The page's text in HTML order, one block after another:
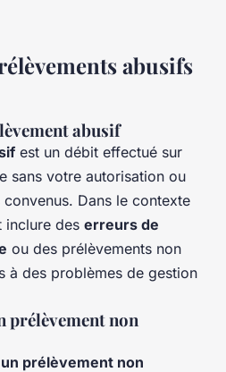
abusifs
abusif
est un débit effectué sur
sans votre autorisation ou
Dans le contexte
inclure des erreurs de
ou des prélèvements non
à des problèmes de gestion
prélèvement non
prélèvement non